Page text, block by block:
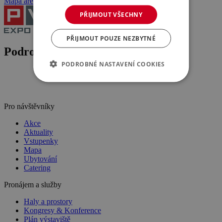
Podrobnosti o akci
Pro návštěvníky
Akce
Aktuality
Vstupenky
Mapa
Ubytování
Catering
Pronájem a služby
Haly a prostory
Kongresy & Konference
Plán výstaviště
PŘIJMOUT VŠECHNY
PŘIJMOUT POUZE NEZBYTNÉ
PODROBNÉ NASTAVENÍ COOKIES